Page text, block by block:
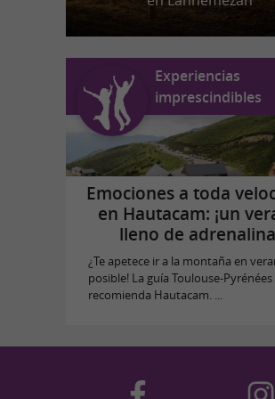
Experiencias
imprescindibles
Emociones a toda
en Hautacam: ¡un
lleno de
¿Te apetece ir a la montaña en
posible! La guía Toulouse-Pyrénées
recomienda Hautacam. ...